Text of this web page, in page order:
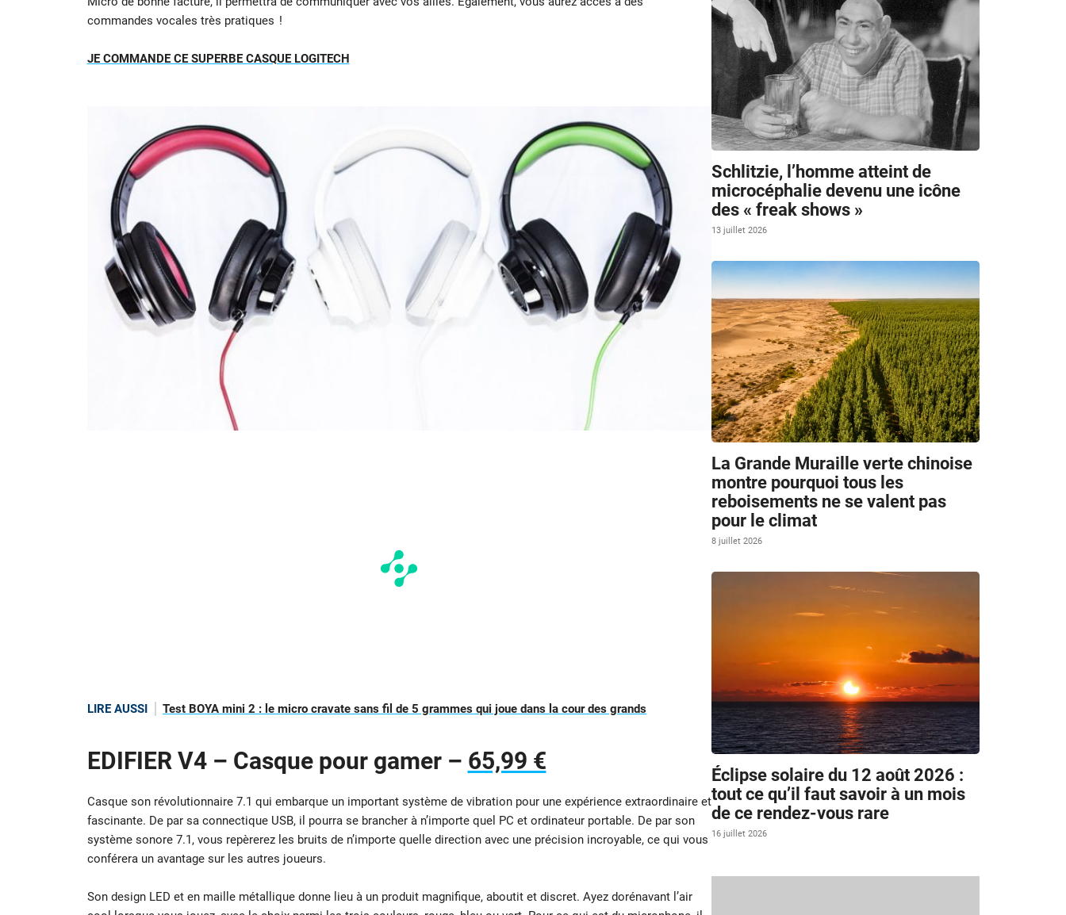
commandes vocales très pratiques !
JE COMMANDE CE SUPERBE CASQUE LOGITECH
LIRE AUSSI Test BOYA mini 2 : le micro cravate sans fil de 5 grammes qui joue dans la cour des grands
EDIFIER V4 – Casque pour gamer – 65,99 €
Casque son révolutionnaire 7.1 qui embarque un important système de vibration pour une expérience extraordinaire et
fascinante. De par sa connectique USB, il pourra se brancher à n’importe quel PC et ordinateur portable. De par son
système sonore 7.1, vous repèrerez les bruits de n’importe quelle direction avec une précision incroyable, ce qui vous
conférera un avantage sur les autres joueurs.
Son design LED et en maille métallique donne lieu à un produit magnifique, aboutit et discret. Ayez dorénavant l’air
Schlitzie, l’homme atteint de
microcéphalie devenu une icône
des « freak shows »
13 juillet 2026
La Grande Muraille verte chinoise
montre pourquoi tous les
reboisements ne se valent pas
pour le climat
8 juillet 2026
Éclipse solaire du 12 août 2026 :
tout ce qu’il faut savoir à un mois
de ce rendez-vous rare
16 juillet 2026